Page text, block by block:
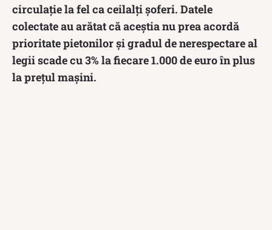
circulație la fel ca ceilalți șoferi. Datele
colectate au arătat că aceștia nu prea acordă
prioritate pietonilor și gradul de nerespectare al
legii scade cu 3% la fiecare 1.000 de euro în plus
la prețul mașini.